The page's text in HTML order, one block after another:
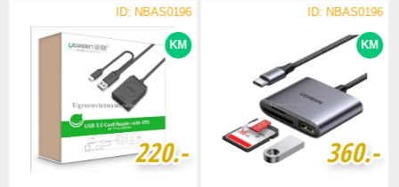
KM
ID: NBAS0196
220.-
220.-
KM
ID: NBAS0196
360.-
360.-